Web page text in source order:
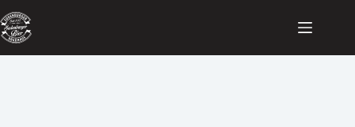
Inhalt
springen